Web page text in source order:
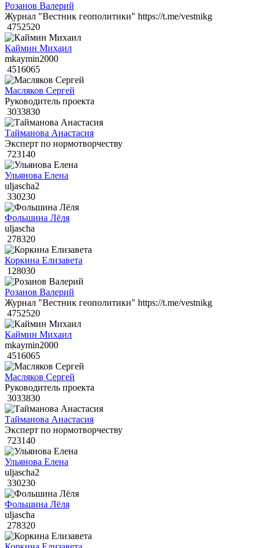
Розанов Валерий
Журнал "Вестник геополитики" https://t.me/vestnikg
4752520
Каймин Михаил
mkaymin2000
4516065
Масляков Сергей
Руководитель проекта
3033830
Тайманова Анастасия
Эксперт по нормотворчеству
723140
Ульянова Елена
uljascha2
330230
Фольшина Лёля
uljascha
278320
Коркина Елизавета
128030
Розанов Валерий
Журнал "Вестник геополитики" https://t.me/vestnikg
4752520
Каймин Михаил
mkaymin2000
4516065
Масляков Сергей
Руководитель проекта
3033830
Тайманова Анастасия
Эксперт по нормотворчеству
723140
Ульянова Елена
uljascha2
330230
Фольшина Лёля
uljascha
278320